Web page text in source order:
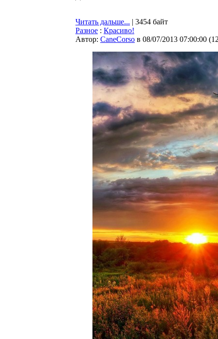
Читать дальше... | 3454 байт
Разное : Красиво!
Автор: CaneCorso в 08/07/2013 07:00:00 (